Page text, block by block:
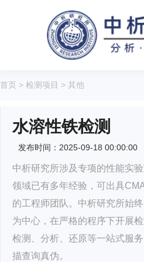
首页 > 检测项目 > 其他
水溶性铁检测
发布时间：2025-09-18 00:00:00
中析研究所涉及专项的性能实
领域已有多年经验，可出具
的工程师团队。中析研究所始
为中心，在严格的程序下开展
检测、分析、还原等一站式服
描查询真伪。